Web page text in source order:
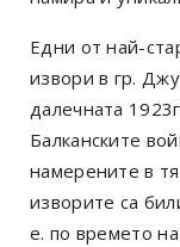
Едни от най-
извори в гр.
далечната
Балканските
намерените в
изворите са
е. по времето